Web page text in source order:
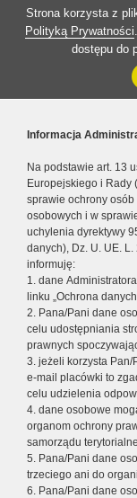
Strona korzysta z
Polityką Prywatności
dostępu do
Informacja
Na podstawie art. 13
Europejskiego i Rady
sprawie ochrony
osobowych i w
uchylenia dyrektywy
danych), Dz. U. UE.
informuję:
1. dane
linku „Ochrona
2. Pana/Pani dane
celu udostępniania
prawnych
3. jeżeli korzysta
e-mail placówki to
celu udzielenia
4. dane osobowe
organom ochrony
samorządu
5. Pana/Pani dane
trzeciego ani do
6. Pana/Pani dane